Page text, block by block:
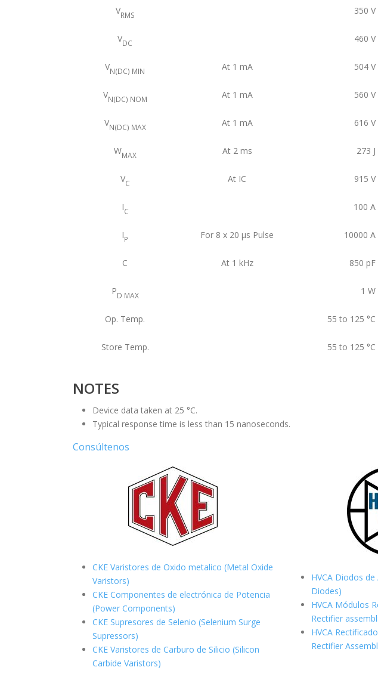
VRMS 350 V
VDC 460 V
VN(DC) MIN At 1 mA 504 V
VN(DC) NOM At 1 mA 560 V
VN(DC) MAX At 1 mA 616 V
WMAX At 2 ms 273 J
VC At IC 915 V
IC 100 A
IP For 8 x 20 μs Pulse 10000 A
C At 1 kHz 850 pF
PD MAX 1 W
Op. Temp. 55 to 125 °C
Store Temp. 55 to 125 °C
NOTES
Device data taken at 25 °C.
Typical response time is less than 15 nanoseconds.
Consúltenos
CKE Varistores de Oxido metalico (Metal Oxide
Varistors)
CKE Componentes de electrónica de Potencia
(Power Components)
CKE Supresores de Selenio (Selenium Surge
Supressors)
CKE Varistores de Carburo de Silicio (Silicon
Carbide Varistors)
HVCA Diodos
Diodes)
HVCA Módulos
Rectifier
HVCA
Rectifier